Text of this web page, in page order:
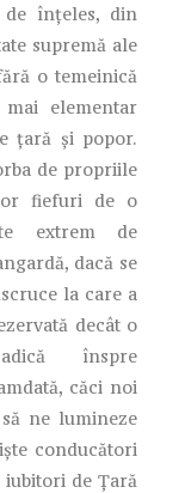
înțeles, din
supremă ale
o temeinică
elementar
țară și popor.
de propriile
fiefuri de o
extrem de
dacă se
la care a
decât o
înspre
căci noi
ne lumineze
conducători
de Țară